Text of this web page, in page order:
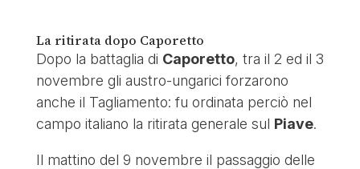
La ritirata dopo Caporetto
Dopo la battaglia di Caporetto, tra il 2 ed il 3
novembre gli austro-ungarici forzarono
anche il Tagliamento: fu ordinata perciò nel
campo italiano la ritirata generale sul Piave.
Il mattino del 9 novembre il passaggio delle